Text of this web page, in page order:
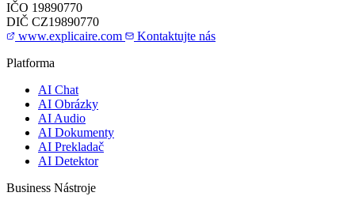
IČO 19890770
DIČ CZ19890770
www.explicaire.com
Kontaktujte nás
Platforma
AI Chat
AI Obrázky
AI Audio
AI Dokumenty
AI Prekladač
AI Detektor
Business Nástroje